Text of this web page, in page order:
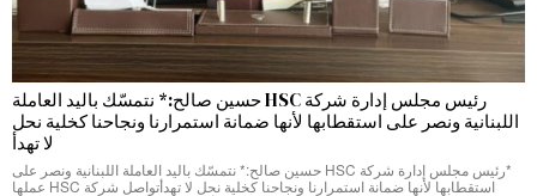
رئيس مجلس إدارة شركة HSC حسين صالح:* نتمسّك باليد العاملة
اللبنانية ونصر على استقطابها لأنها ضمانة استمرارنا ونجاحنا كخلية نحل
لا تهدأ
*رئيس مجلس إدارة شركة HSC حسين صالح:* نتمسّك باليد العاملة اللبنانية ونصر على
استقطابها لأنها ضمانة استمرارنا ونجاحنا كخلية نحل لا تهدأتواصل شركة HSC عملها